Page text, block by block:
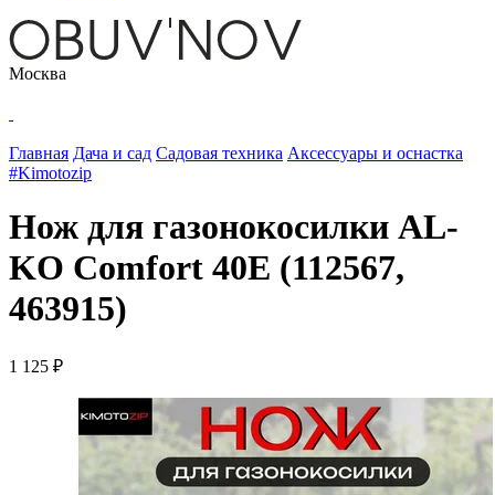
Москва
Главная Дача и сад Садовая техника Аксессуары и оснастка
#Kimotozip
Нож для газонокосилки AL-
KO Comfort 40E (112567,
463915)
1 125 ₽